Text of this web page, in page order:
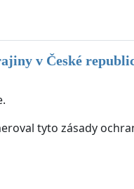
v České
tyto zásady